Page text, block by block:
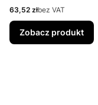
Cena
63,52 złbez VAT
Zobacz produkt